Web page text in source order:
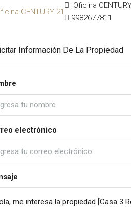
Oficina
9982677811
Información De La Propiedad
electrónico